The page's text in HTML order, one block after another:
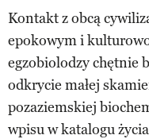
Kontakt z obcą
epokowym i
egzobiolodzy chętnie
odkrycie małej
pozaziemskiej
wpisu w katalogu